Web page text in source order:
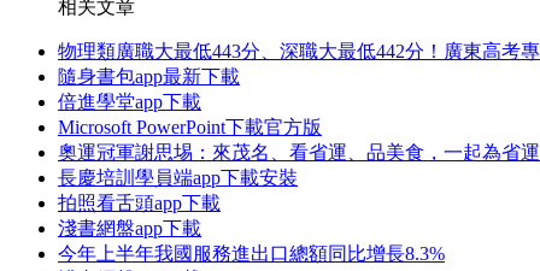
相关文章
物理類廣職大最低443分、深職大最低442分！廣東高考
隨身書包app最新下載
倍進學堂app下載
Microsoft PowerPoint下載官方版
奧運冠軍謝思埸：來茂名、看省運、品美食，一起為省運
長慶培訓學員端app下載安裝
拍照看舌頭app下載
淺書網盤app下載
今年上半年我國服務進出口總額同比增長8.3%